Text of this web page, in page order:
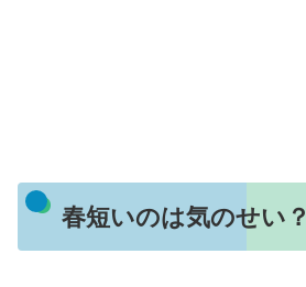
春短いのは気のせい？